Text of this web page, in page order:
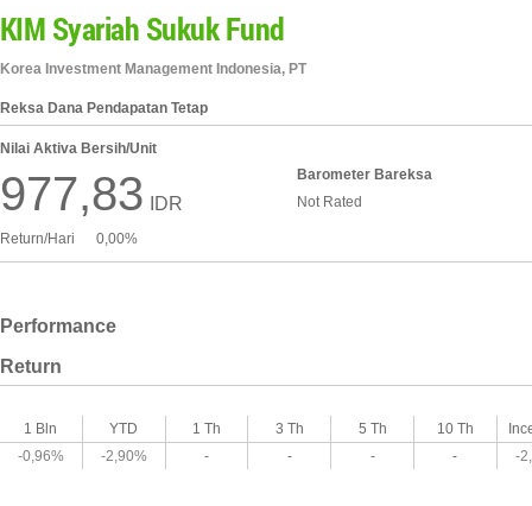
KIM Syariah Sukuk Fund
Korea Investment Management Indonesia, PT
Reksa Dana Pendapatan Tetap
Nilai Aktiva Bersih/Unit
977,83 IDR
Barometer Bareksa
Not Rated
Return/Hari 0,00%
Performance
Return
1 Bln YTD 1 Th 3 Th 5 Th 10 Th
-0,96%
-2,90% - - - - -